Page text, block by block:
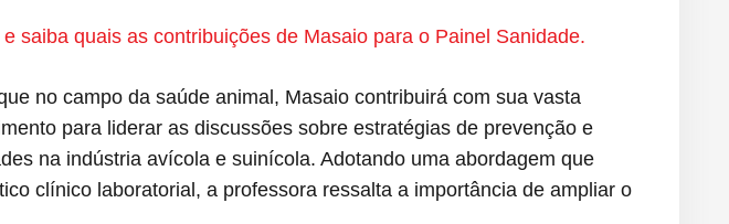
saiba quais as contribuições de Masaio para o Painel Sanidade.
no campo da saúde animal, Masaio contribuirá com sua vasta
para liderar as discussões sobre estratégias de prevenção e
na indústria avícola e suinícola. Adotando uma abordagem que
clínico laboratorial, a professora ressalta a importância de ampliar o